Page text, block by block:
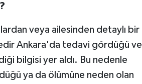
veya ailesinden detaylı bir
Ankara'da tedavi gördüğü ve
bilgisi yer aldı. Bu nedenle
ya da ölümüne neden olan